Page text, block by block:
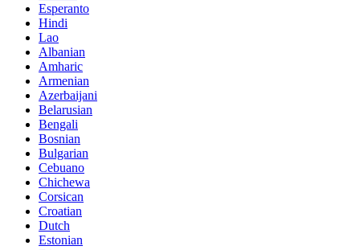
Esperanto
Hindi
Lao
Albanian
Amharic
Armenian
Azerbaijani
Belarusian
Bengali
Bosnian
Bulgarian
Cebuano
Chichewa
Corsican
Croatian
Dutch
Estonian